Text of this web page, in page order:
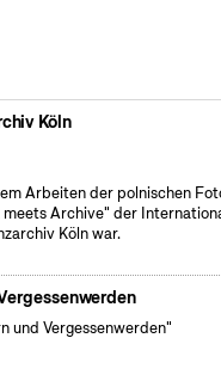
Köln
Arbeiten der polnischen
Archive" der
Köln war.
und Vergessenwerden"